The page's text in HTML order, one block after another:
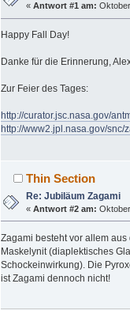
«Antwort #1 am:
Happy Fall Day!
Danke für die Erinnerung,
Zur Feier des Tages:
http://curator.jsc.nasa.gov/
http://www2.jpl.nasa.gov/snc/
Thin Section
Re: Jubiläum Zagami
«Antwort #2 am:
Zagami besteht vor allem
Maskelynit (diaplektisches
Schockeinwirkung). Die
ist Zagami dennoch nicht!